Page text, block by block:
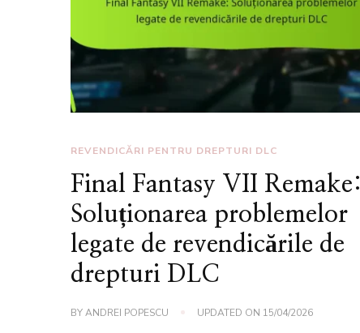
REVENDICĂRI PENTRU DREPTURI DLC
Final Fantasy VII Remake:
Soluționarea problemelor
legate de revendicările de
drepturi DLC
BYANDREI POPESCU UPDATED ON 15/04/2026